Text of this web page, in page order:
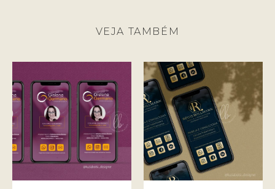
VEJA TAMBÉM